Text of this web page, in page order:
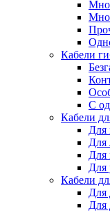
Кабели
С
Кабели
Для
Для
Для
Для
Кабели
Для
Для